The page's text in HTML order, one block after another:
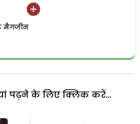
मैगजीन
पढ़ने के लिए क्लिक करें...